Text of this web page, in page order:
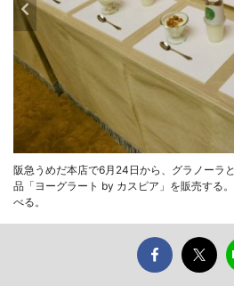
阪急うめだ本店で6月24日から、グラノーラ
品「ヨーグラート by カスピア」を販売する
べる。